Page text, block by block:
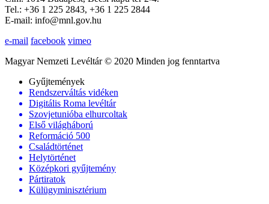
Tel.: +36 1 225 2843, +36 1 225 2844
E-mail: info@mnl.gov.hu
e-mail facebook vimeo
Magyar Nemzeti Levéltár © 2020 Minden jog fenntartva
Gyűjtemények
Rendszerváltás vidéken
Digitális Roma levéltár
Szovjetunióba elhurcoltak
Első világháború
Reformáció 500
Családtörténet
Helytörténet
Középkori gyűjtemény
Pártiratok
Külügyminisztérium